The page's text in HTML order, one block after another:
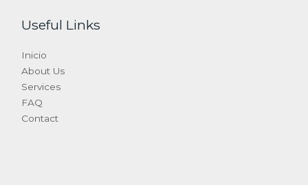
Useful Links
Inicio
About Us
Services
FAQ
Contact